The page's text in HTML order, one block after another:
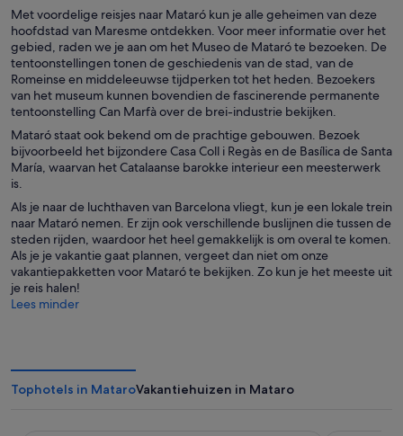
Met voordelige reisjes naar Mataró kun je alle geheimen van deze
hoofdstad van Maresme ontdekken. Voor meer informatie over het
gebied, raden we je aan om het Museo de Mataró te bezoeken. De
tentoonstellingen tonen de geschiedenis van de stad, van de
Romeinse en middeleeuwse tijdperken tot het heden. Bezoekers
van het museum kunnen bovendien de fascinerende permanente
tentoonstelling Can Marfà over de brei-industrie bekijken.
Mataró staat ook bekend om de prachtige gebouwen. Bezoek
bijvoorbeeld het bijzondere Casa Coll i Regàs en de Basílica de Santa
María, waarvan het Catalaanse barokke interieur een meesterwerk
is.
Als je naar de luchthaven van Barcelona vliegt, kun je een lokale trein
naar Mataró nemen. Er zijn ook verschillende buslijnen die tussen de
steden rijden, waardoor het heel gemakkelijk is om overal te komen.
Als je je vakantie gaat plannen, vergeet dan niet om onze
vakantiepakketten voor Mataró te bekijken. Zo kun je het meeste uit
je reis halen!
Lees minder
Tophotels in MataroVakantiehuizen in Mataro